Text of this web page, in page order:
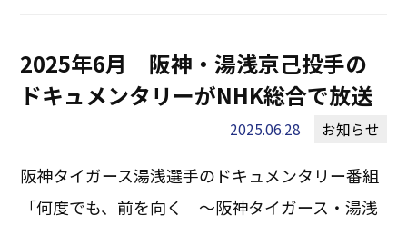
2025年6月 阪神・湯浅京己投手の
ドキュメンタリーがNHK総合で放送
2025.06.28 お知らせ
阪神タイガース湯浅選手のドキュメンタリー番組
「何度でも、前を向く ～阪神タイガース・湯浅